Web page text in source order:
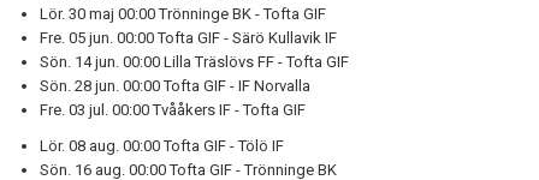
Lör. 30 maj 00:00 Trönninge BK - Tofta GIF
Fre. 05 jun. 00:00 Tofta GIF - Särö Kullavik IF
Sön. 14 jun. 00:00 Lilla Träslövs FF - Tofta GIF
Sön. 28 jun. 00:00 Tofta GIF - IF Norvalla
Fre. 03 jul. 00:00 Tvååkers IF - Tofta GIF
Lör. 08 aug. 00:00 Tofta GIF - Tölö IF
Sön. 16 aug. 00:00 Tofta GIF - Trönninge BK